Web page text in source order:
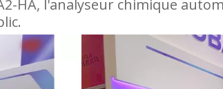
HA, l'analyseur chimique